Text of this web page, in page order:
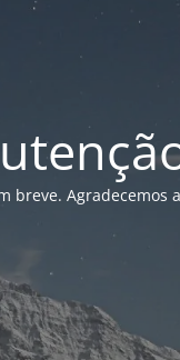
breve. Agradecemos